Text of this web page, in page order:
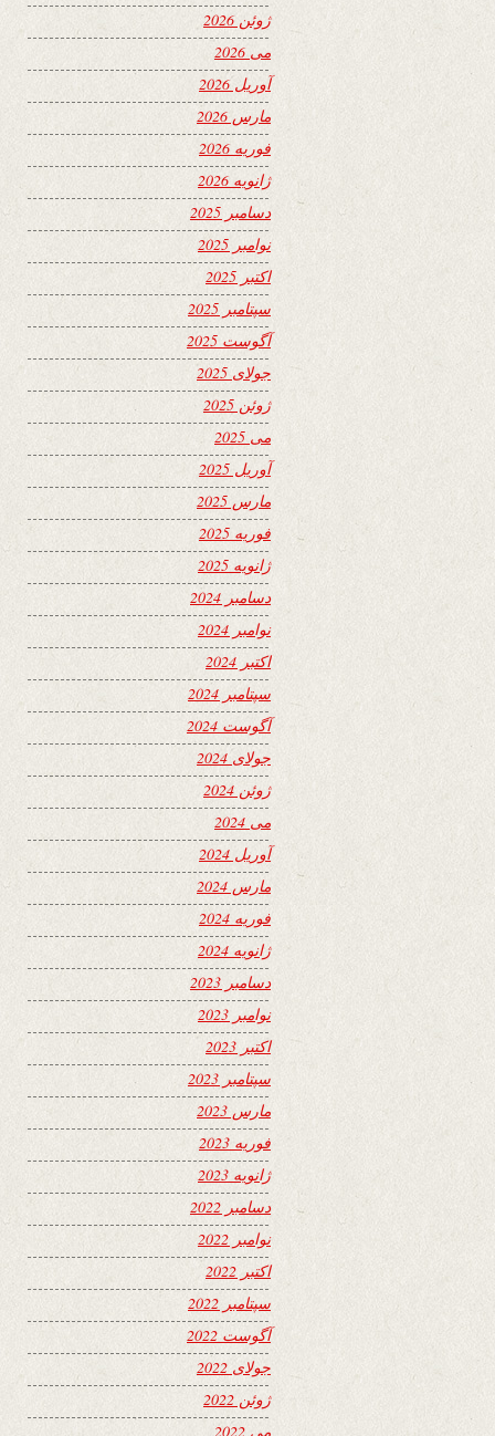
ژوئن 2026
می 2026
آوریل 2026
مارس 2026
فوریه 2026
ژانویه 2026
دسامبر 2025
نوامبر 2025
اکتبر 2025
سپتامبر 2025
آگوست 2025
جولای 2025
ژوئن 2025
می 2025
آوریل 2025
مارس 2025
فوریه 2025
ژانویه 2025
دسامبر 2024
نوامبر 2024
اکتبر 2024
سپتامبر 2024
آگوست 2024
جولای 2024
ژوئن 2024
می 2024
آوریل 2024
مارس 2024
فوریه 2024
ژانویه 2024
دسامبر 2023
نوامبر 2023
اکتبر 2023
سپتامبر 2023
مارس 2023
فوریه 2023
ژانویه 2023
دسامبر 2022
نوامبر 2022
اکتبر 2022
سپتامبر 2022
آگوست 2022
جولای 2022
ژوئن 2022
می 2022